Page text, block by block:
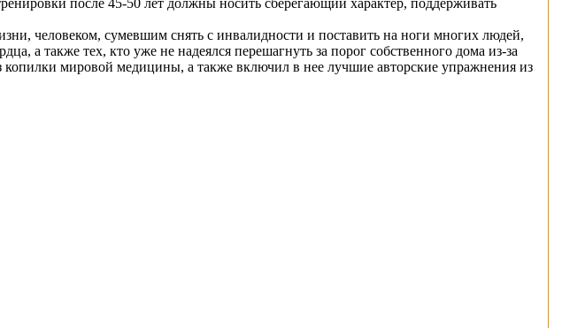
после 45-50 лет должны носить сберегающий характер, поддерживать
человеком, сумевшим снять с инвалидности и поставить на ноги многих людей,
а также тех, кто уже не надеялся перешагнуть за порог собственного дома из-за
копилки мировой медицины, а также включил в нее лучшие авторские упражнения из